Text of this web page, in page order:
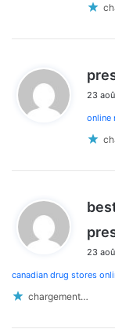
23
online
23
canadian drug stores
chargement…